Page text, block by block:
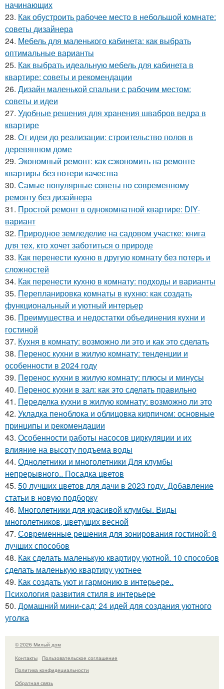
начинающих
23. Как обустроить рабочее место в небольшой комнате:
советы дизайнера
24. Мебель для маленького кабинета: как выбрать
оптимальные варианты
25. Как выбрать идеальную мебель для кабинета в
квартире: советы и рекомендации
26. Дизайн маленькой спальни с рабочим местом:
советы и идеи
27. Удобные решения для хранения швабров ведра в
квартире
28. От идеи до реализации: строительство полов в
деревянном доме
29. Экономный ремонт: как сэкономить на ремонте
квартиры без потери качества
30. Самые популярные советы по современному
ремонту без дизайнера
31. Простой ремонт в однокомнатной квартире: DIY-
вариант
32. Природное земледелие на садовом участке: книга
для тех, кто хочет заботиться о природе
33. Как перенести кухню в другую комнату без потерь и
сложностей
34. Как перенести кухню в комнату: подходы и варианты
35. Перепланировка комнаты в кухню: как создать
функциональный и уютный интерьер
36. Преимущества и недостатки объединения кухни и
гостиной
37. Кухня в комнату: возможно ли это и как это сделать
38. Перенос кухни в жилую комнату: тенденции и
особенности в 2024 году
39. Перенос кухни в жилую комнату: плюсы и минусы
40. Перенос кухни в зал: как это сделать правильно
41. Переделка кухни в жилую комнату: возможно ли это
42. Укладка пеноблока и облицовка кирпичом: основные
принципы и рекомендации
43. Особенности работы насосов циркуляции и их
влияние на высоту подъема воды
44. Однолетники и многолетники Для клумбы
непрерывного.. Посадка цветов
45. 50 лучших цветов для дачи в 2023 году. Добавление
статьи в новую подборку
46. Многолетники для красивой клумбы. Виды
многолетников, цветущих весной
47. Современные решения для зонирования гостиной: 8
лучших способов
48. Как сделать маленькую квартиру уютной. 10 способов
сделать маленькую квартиру уютнее
49. Как создать уют и гармонию в интерьере..
Психология развития стиля в интерьере
50. Домашний мини-сад: 24 идей для создания уютного
уголка
© 2026 Милый дом
Контакты
Пользовательское соглашение
Политика конфидециальности
Обратная связь